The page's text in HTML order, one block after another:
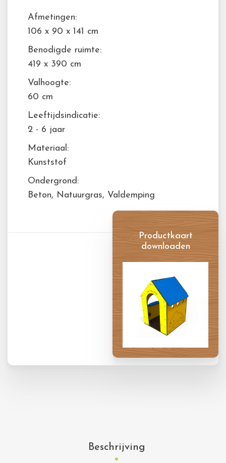
Afmetingen:
106 x 90 x 141 cm
Benodigde ruimte:
419 x 390 cm
Valhoogte:
60 cm
Leeftijdsindicatie:
2 - 6 jaar
Materiaal:
Kunststof
Ondergrond:
Beton, Natuurgras, Valdemping
Productkaart
downloaden
Beschrijving